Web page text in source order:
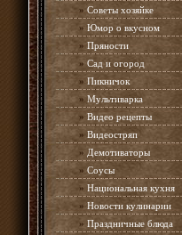
» Советы хозяйке
» Юмор о вкусном
» Пряности
» Сад и огород
» Пикничок
» Мультиварка
» Видео рецепты
» Видеостряп
» Демотиваторы
» Соусы
» Национальная кухня
» Новости кулинарии
» Праздничные блюда